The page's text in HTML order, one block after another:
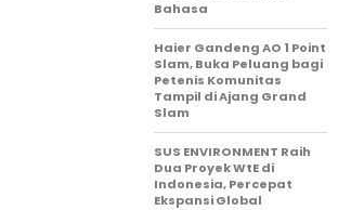
Bahasa
Haier Gandeng AO 1 Point
Slam, Buka Peluang bagi
Petenis Komunitas
Tampil di Ajang Grand
Slam
SUS ENVIRONMENT Raih
Dua Proyek WtE di
Indonesia, Percepat
Ekspansi Global